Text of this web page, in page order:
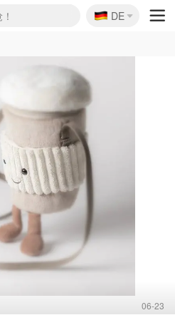
新
大促
时失效
折
额外叠85折
每日更新
起+叠9折
🇩🇪
DE
06-23